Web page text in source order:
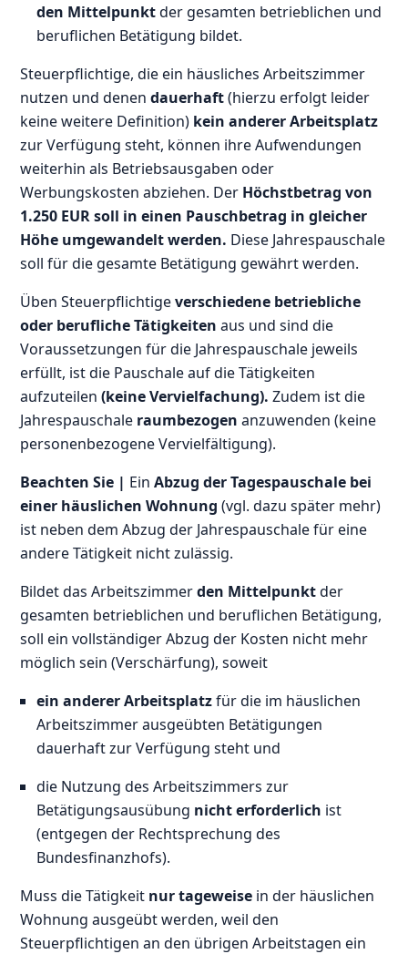
den Mittelpunktder gesamten betrieblichen und
beruflichen Betätigung bildet.
Steuerpflichtige, die ein häusliches Arbeitszimmer
nutzen und denendauerhaft(hierzu erfolgt leider
keine weitere Definition) kein anderer Arbeitsplatz
zur Verfügung steht, können ihre Aufwendungen
weiterhin als Betriebsausgaben oder
Werbungskosten abziehen. Der Höchstbetrag von
1.250 EUR soll in einen Pauschbetrag in gleicher
Höhe umgewandelt werden. Diese Jahrespauschale
soll für die gesamte Betätigung gewährt werden.
Üben Steuerpflichtigeverschiedene betriebliche
oder berufliche Tätigkeiten aus und sind die
Voraussetzungen für die Jahrespauschale jeweils
erfüllt, ist die Pauschale auf die Tätigkeiten
aufzuteilen(keine Vervielfachung). Zudem ist die
Jahrespauschale raumbezogen anzuwenden (keine
personenbezogene Vervielfältigung).
Beachten Sie | EinAbzug der Tagespauschale bei
einer häuslichen Wohnung (vgl. dazu später mehr)
ist neben dem Abzug der Jahrespauschale für eine
andere Tätigkeit nicht zulässig.
Bildet das Arbeitszimmerden Mittelpunktder
gesamten betrieblichen und beruflichen Betätigung,
soll ein vollständiger Abzug der Kosten nicht mehr
möglich sein (Verschärfung), soweit
ein anderer Arbeitsplatzfür die im häuslichen
Arbeitszimmer ausgeübten Betätigungen
dauerhaft zur Verfügung steht und
die Nutzung des Arbeitszimmers zur
Betätigungsausübung nicht erforderlich ist
(entgegen der Rechtsprechung des
Bundesfinanzhofs).
Muss die Tätigkeit nur tageweise in der häuslichen
Wohnung ausgeübt werden, weil den
Steuerpflichtigen an den übrigen Arbeitstagen ein